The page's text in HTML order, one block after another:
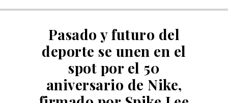
Pasado y futuro del
deporte se unen en el
spot por el 50
aniversario de Nike,